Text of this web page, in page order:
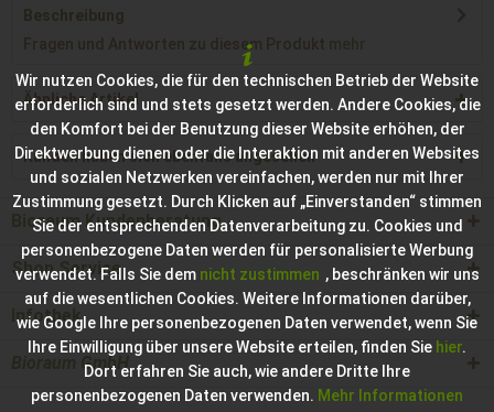
Beschreibung
Fragen und Antworten zu diesem Produkt mehr
Ähnliche Artikel
Kunden haben sich ebenfalls angesehen
Bioraum Kundenberatung
Shop Service
Infothek
Bioraum GmbH
Wir nutzen Cookies, die für den technischen Betrieb der Website
erforderlich sind und stets gesetzt werden. Andere Cookies, die
den Komfort bei der Benutzung dieser Website erhöhen, der
Direktwerbung dienen oder die Interaktion mit anderen Websites
und sozialen Netzwerken vereinfachen, werden nur mit Ihrer
Zustimmung gesetzt. Durch Klicken auf „Einverstanden“ stimmen
Sie der entsprechenden Datenverarbeitung zu. Cookies und
personenbezogene Daten werden für personalisierte Werbung
verwendet. Falls Sie dem nicht zustimmen , beschränken wir uns
auf die wesentlichen Cookies. Weitere Informationen darüber,
wie Google Ihre personenbezogenen Daten verwendet, wenn Sie
Ihre Einwilligung über unsere Website erteilen, finden Sie hier.
Dort erfahren Sie auch, wie andere Dritte Ihre
personenbezogenen Daten verwenden. Mehr Informationen